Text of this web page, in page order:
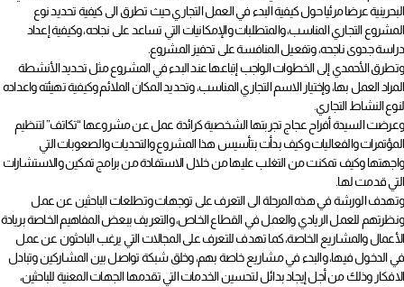
البحرينية عرضا مرئيا حول كيفية البدء في العمل التجاري حيث تطرق الى كيفية تحديد نوع
المشروع التجاري المناسب، والمتطلبات والإمكانيات التي تساعد على نجاحه، وكيفية إعداد
دراسة جدوى ناجحه، وتفعيل المنافسة على تحفيز المشروع.
وتطرق الأحمدي إلى الخطوات الواجب إتباعها عند البدء في المشروع مثل تحديد الأنشطة
المراد العمل بها، وإختيار الاسم التجاري المناسب، وتحديد المكان الملائم وكيفية تهيئته واعداده
لنوع النشاط التجاري.
وعرضت السيدة أفراح عجاج تجربتها الشخصية كرائدة عمل عن مشروعها “تكاتف” لتنظيم
المؤتمرات والفعاليات وكيف بدأت بتأسيس هذا المشروع والتحديات والصعوبات التي
واجهتها وكيف تمكنت من التغلب عليها من خلال الاستفادة من برامج تمكين والاستشارات
التي قدمت لها.
وتهدف الورشة في هذه المرحلة الى التعرف على توجهات وتطلعات الباحثين عن عمل
ونظرتهم للعمل الريادي والعمل في القطاع الخاص، والتعريف ببعض المفاهيم الخاصة بريادة
الأعمال والمشاريع الخاصة، كما تهدف للتعرف على المجالات التي يرغب الباحثون عن عمل
في الدخول فيها، والبدء في مشاريع خاصة بهم، وخلق شبكة تواصل بين المشاركين وتبادل
الافكار وذلك من أجل إيجاد بدائل لتحسين الخدمات التي تقدمها الجهات المعنية للباحثين،